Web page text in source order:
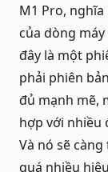
M1 Pro,
của dòng
đây là một
phải phiên
đủ mạnh mẽ,
hợp với nhiều
Và nó sẽ
quá nhiều